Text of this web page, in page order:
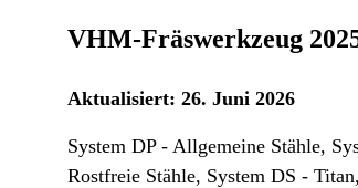
VHM-Fräswerkzeug
Aktualisiert: 26. Juni 2026
System DP - Allgemeine Stähle,
Rostfreie Stähle, System DS -